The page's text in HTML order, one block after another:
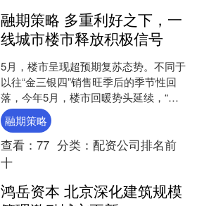
融期策略 多重利好之下，一
线城市楼市释放积极信号
5月，楼市呈现超预期复苏态势。不同于
以往“金三银四”销售旺季后的季节性回
落，今年5月，楼市回暖势头延续，“小
阳春”时间拉长。其中，一线城市的“领头
羊”作用愈发显....
融期策略
查看： 77 分类： 配资公司排名前
十
鸿岳资本 北京深化建筑规模